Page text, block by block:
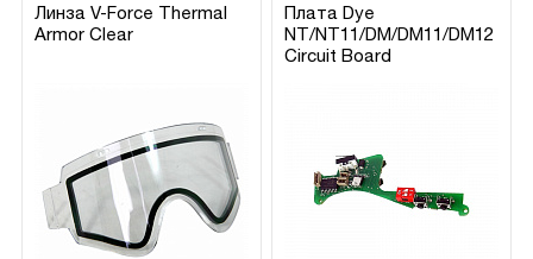
Линза V-Force Thermal
Armor Clear
Плата Dye
NT/NT11/DM/DM11/DM12
Circuit Board